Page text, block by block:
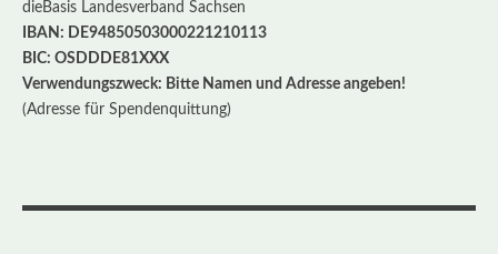
dieBasis Landesverband Sachsen
IBAN: DE94850503000221210113
BIC: OSDDDE81XXX
Verwendungszweck: Bitte Namen und Adresse angeben!
(Adresse für Spendenquittung)